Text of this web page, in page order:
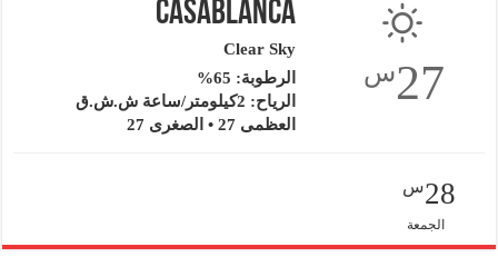
27س
Casablanca
Clear Sky
الرطوبة: 65%
الرياح: 2كيلومتر/ساعة ش.ش.ق‎
العظمى 27 • الصغرى 27
28س
الجمعة